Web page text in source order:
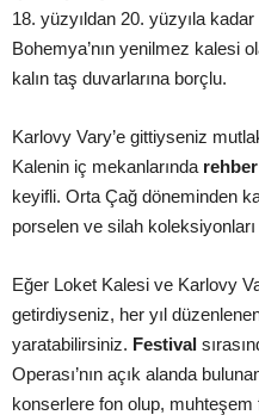
18. yüzyıldan 20. yüzyıla
Bohemya’nın yenilmez kalesi
kalın taş duvarlarına borçlu.
Karlovy Vary’e gittiyseniz
Kalenin iç mekanlarında rehber
keyifli. Orta Çağ döneminden
porselen ve silah
Eğer Loket Kalesi ve Karlovy
getirdiyseniz, her yıl
yaratabilirsiniz. Festival
Operası’nın açık alanda
konserlere fon olup, muhteşem